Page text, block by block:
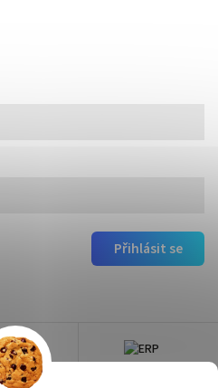
Přihlásit se